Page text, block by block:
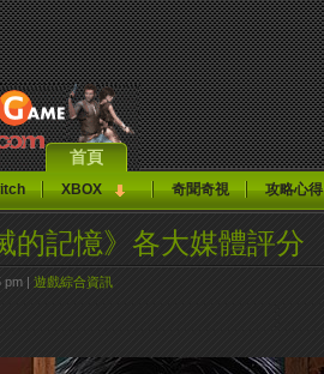
首頁
XBOX 奇聞奇視 攻略心得
的記憶》各大媒體評分
pm | 遊戲綜合資訊